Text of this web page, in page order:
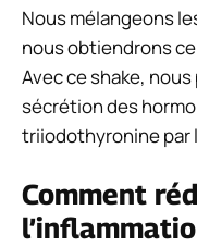
Nous mélangeons
nous obtiendrons
Avec ce shake,
sécrétion des
triiodothyronine par
Comment